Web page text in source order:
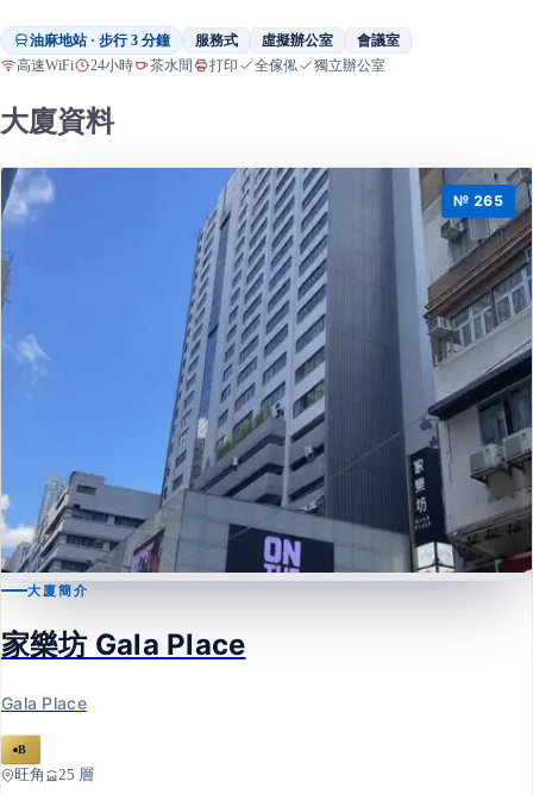
油麻地站 · 步行 3 分鐘 服務式 虛擬辦公室 會議室
高速WiFi 24小時 茶水間 打印 全傢俬 獨立辦公室
大廈資料
№ 265
家樂坊 Gala Place
Gala Place
大廈簡介
家樂坊 Gala Place
Gala Place
B
旺角 25 層